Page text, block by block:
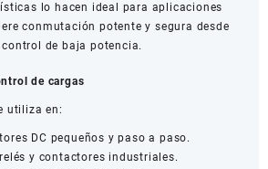
lo hacen ideal para aplicaciones
conmutación potente y segura desde
de baja potencia.
de cargas
utiliza en:
DC pequeños y paso a paso.
y contactores industriales.